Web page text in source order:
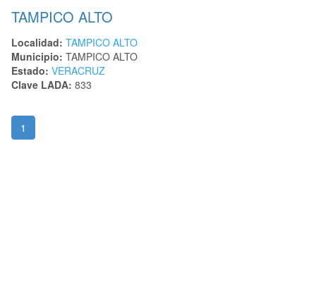
TAMPICO ALTO
Localidad: TAMPICO ALTO
Municipio: TAMPICO ALTO
Estado: VERACRUZ
Clave LADA: 833
1